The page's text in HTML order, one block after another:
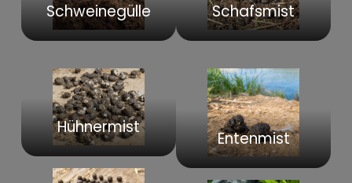
Schweinegülle Schafsmist
Hühnermist
Entenmist